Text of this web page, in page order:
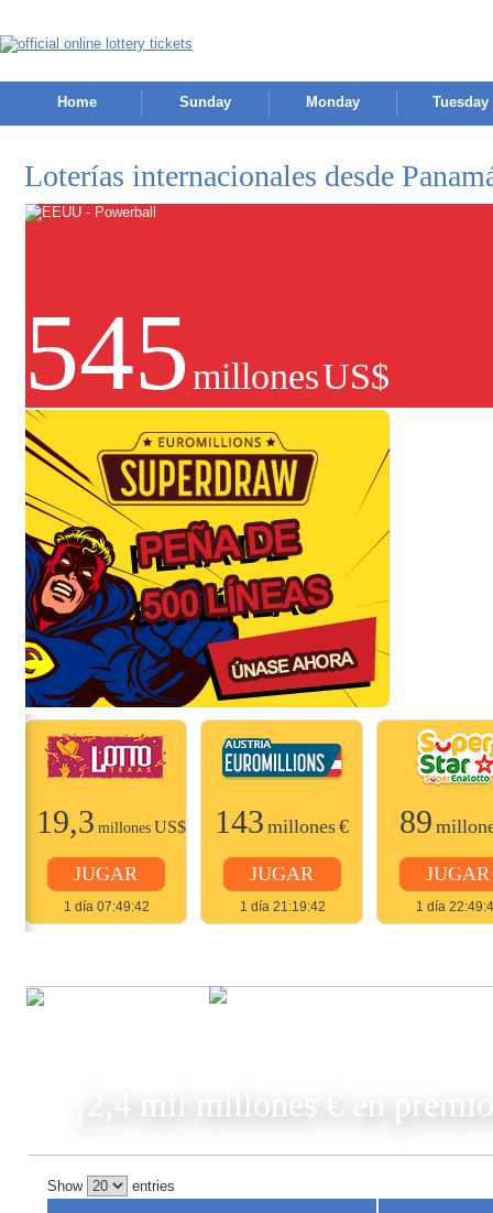
Home Sunday Monday Tuesday
Loterías internacionales desde
545millonesUS$
19,3 millones US$
JUGAR
1 día 07:49:42
143 millones€
JUGAR
1 día 21:19:42
89
JUGAR
1 día
¡2,4 mil millones € en
Show entries